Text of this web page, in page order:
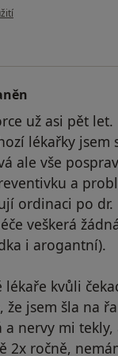
Váš účet byl
už asi pět
lékařky
ale vše
a
ordinaci po
veškerá
i arogantní).
lékaře kvůli
že jsem šla na
nervy mi
2x ročně,